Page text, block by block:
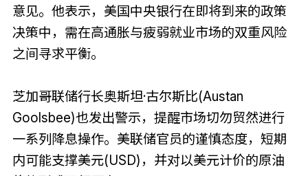
意见。他表示，美国中央银行在即将到来的政策
决策中，需在高通胀与疲弱就业市场的双重风险
之间寻求平衡。
芝加哥联储行长奥斯坦·古尔斯比(Austan
Goolsbee)也发出警示，提醒市场切勿贸然进行
一系列降息操作。美联储官员的谨慎态度，短期
内可能支撑美元(USD)，并对以美元计价的原油